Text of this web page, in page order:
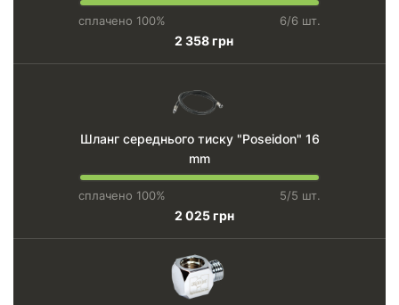
сплачено 100% 6/6 шт.
2 358 грн
Шланг середнього тиску "Poseidon" 16
mm
сплачено 100% 5/5 шт.
2 025 грн